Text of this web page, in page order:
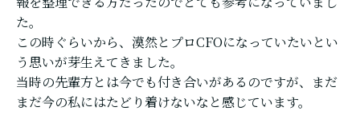
た。
この時ぐらいから、漠然とプロCFOになっていたいとい
う思いが芽生えてきました。
当時の先輩方とは今でも付き合いがあるのですが、まだ
まだ今の私にはたどり着けないなと感じています。